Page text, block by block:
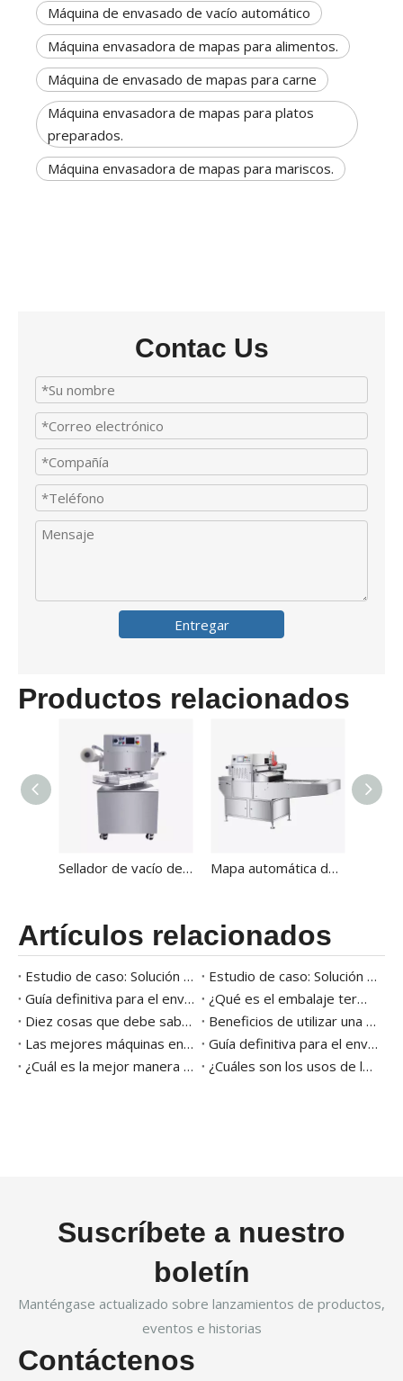
Máquina de envasado de vacío automático
Máquina envasadora de mapas para alimentos.
Máquina de envasado de mapas para carne
Máquina envasadora de mapas para platos
preparados.
Máquina envasadora de mapas para mariscos.
Contac Us
Entregar
Productos relacionados
Sellador de vacío de bandeja rotaria Atmósfera modificada Máquina de envasado de piel para alimentos HVT-450R-4S Mapa automática de mapa de alimentos modificados Máquina de envasado de sellador de bandeja HVT-450A
Artículos relacionados
Estudio de caso: Solución de envasado en bandeja multifunción para camarones congelados
Estudio de caso: Solución automática de envasado en bandeja para comida preparada
Guía definitiva para el envasado en atmósfera modificada (MAP)
¿Qué es el embalaje termoformado?
Diez cosas que debe saber antes de comprar una máquina termoformadora de envasado al vacío
Beneficios de utilizar una máquina envasadora de productos agrícolas
Las mejores máquinas envasadoras para palmeras datileras: todo lo que necesita saber
Guía definitiva para el envasado de leche en polvo
¿Cuál es la mejor manera de empaquetar la palmera datilera?
¿Cuáles son los usos de la máquina selladora de bandejas al vacío?
Suscríbete a nuestro
boletín
Manténgase actualizado sobre lanzamientos de productos,
eventos e historias
Contáctenos